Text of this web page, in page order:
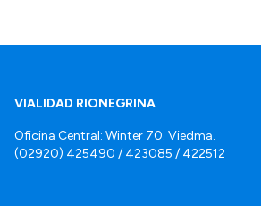
VIALIDAD RIONEGRINA
Oficina Central: Winter 70. Viedma.
(02920) 425490 / 423085 / 422512